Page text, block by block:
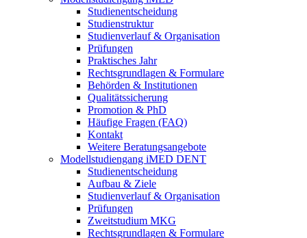
Studienentscheidung
Studienstruktur
Studienverlauf & Organisation
Prüfungen
Praktisches Jahr
Rechtsgrundlagen & Formulare
Behörden & Institutionen
Qualitätssicherung
Promotion & PhD
Häufige Fragen (FAQ)
Kontakt
Weitere Beratungsangebote
Modellstudiengang iMED DENT
Studienentscheidung
Aufbau & Ziele
Studienverlauf & Organisation
Prüfungen
Zweitstudium MKG
Rechtsgrundlagen & Formulare